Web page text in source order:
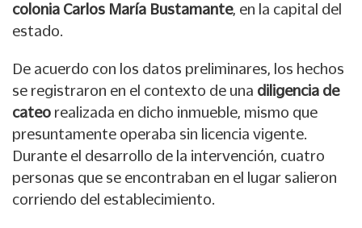
colonia Carlos María Bustamante, en la capital del
estado.
De acuerdo con los datos preliminares, los hechos
se registraron en el contexto de una diligencia de
cateo realizada en dicho inmueble, mismo que
presuntamente operaba sin licencia vigente.
Durante el desarrollo de la intervención, cuatro
personas que se encontraban en el lugar salieron
corriendo del establecimiento.